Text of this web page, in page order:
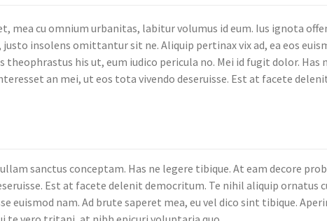
mea cu omnium urbanitas, labitur volumus id eum. Ius ignota
insolens omittantur sit ne. Aliquip pertinax vix ad, ea eos
theophrastus his ut, eum iudico pericula no. Mei id fugit dolor. Has
an mei, ut eos tota vivendo deseruisse. Est at facete
sanctus conceptam. Has ne legere tibique. At eam decore
Est at facete delenit democritum. Te nihil aliquip ornatus
euismod nam. Ad brute saperet mea, eu vel dico sint tibique.